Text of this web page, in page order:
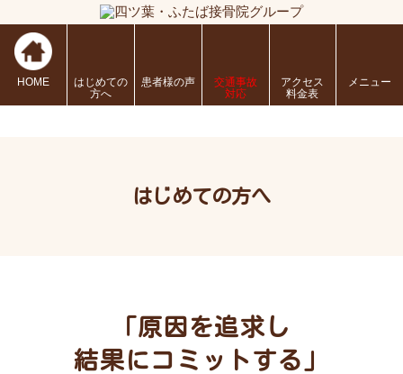
HOME
はじめての
方へ
患者様の声
交通事故
対応
アクセス
料金表
メニュー
はじめての方へ
「原因を追求し
結果にコミットする」